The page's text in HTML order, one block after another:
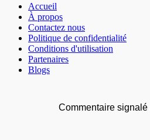
Accueil
À propos
Contactez nous
Politique de confidentialité
Conditions d'utilisation
Partenaires
Blogs
Commentaire signalé